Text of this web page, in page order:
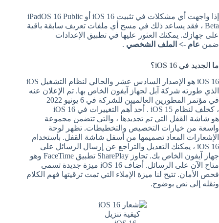
إذا واجهت أي مشكلات في تثبيت ‌iOS 16‌ أو iPadOS 16 Public
Beta ، فقد يساعد ذلك في مسح أي ملفات تعريف سابقة باقية
على جهازك. يمكنك العثور عليها في تطبيق الإعدادات
ضمن عام -> الملف الشخصي .
ما الجديد في iOS 16؟
iOS 16 هو الإصدار السادس عشر والحالي لنظام التشغيل iOS
الذي طورته شركة آبل لجهاز آيفون الخاص بها. تم الإعلان عنه
في مؤتمر المطورين العالميين للشركة في 6 يونيو 2022
، كخلف لنظام iOS 15 . أحد أهم التغييرات في iOS 16
هو شاشة القفل التي تم تجديدها ، والتي تتضمن مجموعة
واسعة من خيارات التخصيص والتخطيطات. تظهر لوحة
الإشعارات المعاد تصميمها من أسفل شاشة القفل. باستخدام
iOS 16 ، يمكنك التعديل والتراجع عن إرسال الرسائل على
جهاز آيفون الخاص بك. تجاوز SharePlay تطبيق FaceTime وهو
متاح الآن على الرسائل. أضاف iOS 16 ميزة جديدة تسمى
فحص الأمان. تتيح لنا ميزة الإملاء التي تمت ترقيتها فهم الكلام
ونقله إلى نص بوضوح.
كيفية تنزيل